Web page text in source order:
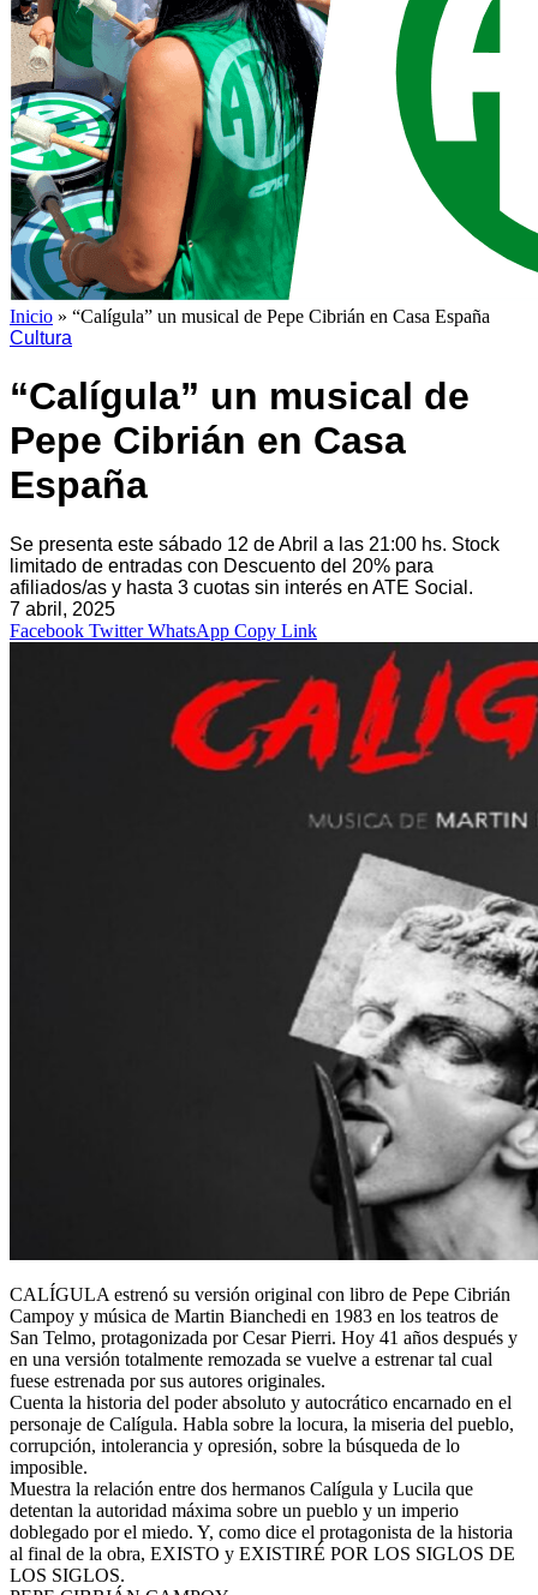
Inicio » “Calígula” un musical de Pepe Cibrián en Casa España
Cultura
“Calígula” un musical de
Pepe Cibrián en Casa
España
Se presenta este sábado 12 de Abril a las 21:00 hs. Stock
limitado de entradas con Descuento del 20% para
afiliados/as y hasta 3 cuotas sin interés en ATE Social.
7 abril, 2025
Facebook Twitter WhatsApp Copy Link
CALÍGULA estrenó su versión original con libro de Pepe Cibrián
Campoy y música de Martin Bianchedi en 1983 en los teatros de
San Telmo, protagonizada por Cesar Pierri. Hoy 41 años después y
en una versión totalmente remozada se vuelve a estrenar tal cual
fuese estrenada por sus autores originales.
Cuenta la historia del poder absoluto y autocrático encarnado en el
personaje de Calígula. Habla sobre la locura, la miseria del pueblo,
corrupción, intolerancia y opresión, sobre la búsqueda de lo
imposible.
Muestra la relación entre dos hermanos Calígula y Lucila que
detentan la autoridad máxima sobre un pueblo y un imperio
doblegado por el miedo. Y, como dice el protagonista de la historia
al final de la obra, EXISTO y EXISTIRÉ POR LOS SIGLOS DE
LOS SIGLOS.